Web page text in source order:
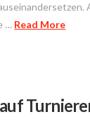
… Read More